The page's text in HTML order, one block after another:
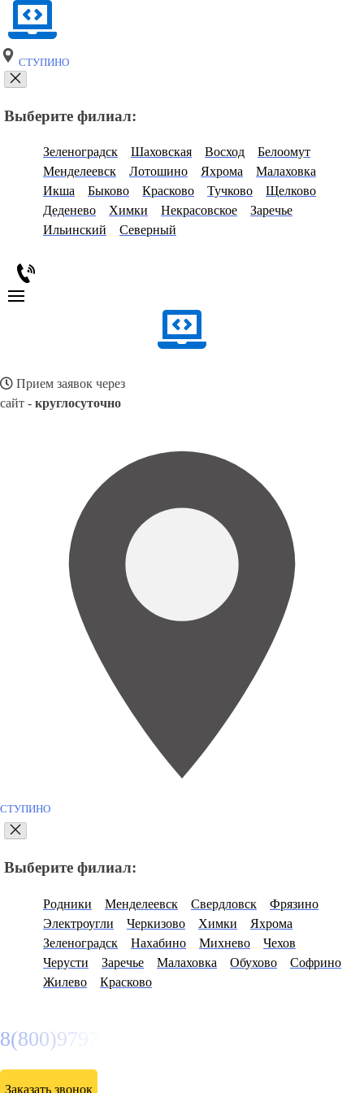
СТУПИНО
Выберите филиал:
Зеленоградск Шаховская Восход
Белоомут
Менделеевск
Лотошино Яхрома
Малаховка
Икша
Быково Красково Тучково
Щелково
Деденево
Химки Некрасовское
Заречье
Ильинский
Северный
Прием заявок через
сайт - круглосуточно
СТУПИНО
Выберите филиал:
Родники Менделеевск Свердловск
Фрязино
Электроугли
Черкизово Химки
Яхрома
Зеленоградск
Нахабино Михнево
Чехов
Черусти
Заречье Малаховка Обухово
Софрино
Жилево
Красково
8(800)9797043
Заказать звонок